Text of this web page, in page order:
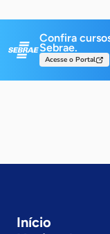
Confira
Sebrae.
Acesse o Portal
Início